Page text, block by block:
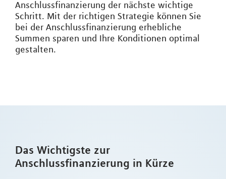
Anschlussfinanzierung der nächste wichtige
Schritt. Mit der richtigen Strategie können Sie
bei der Anschlussfinanzierung erhebliche
Summen sparen und Ihre Konditionen optimal
gestalten.
Das Wichtigste zur
Anschlussfinanzierung in Kürze